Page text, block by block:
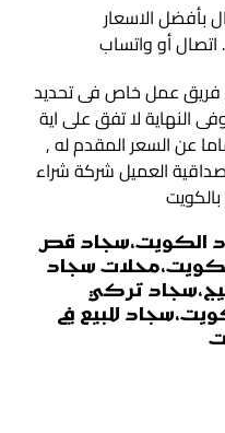
بأفضل الاسعار
اتصال أو واتساب
فريق عمل خاص فى تحديد
النهاية لا تفق على اية
عن السعر المقدم له ,
العميل شركة شراء
الكويت،سجاد قص
سجاد
تركي
للبيع في